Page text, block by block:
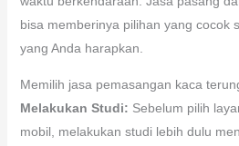
bisa memberinya pilihan yang cocok
yang Anda harapkan.
Memilih jasa pemasangan kaca
Melakukan Studi: Sebelum pilih
mobil, melakukan studi lebih dulu